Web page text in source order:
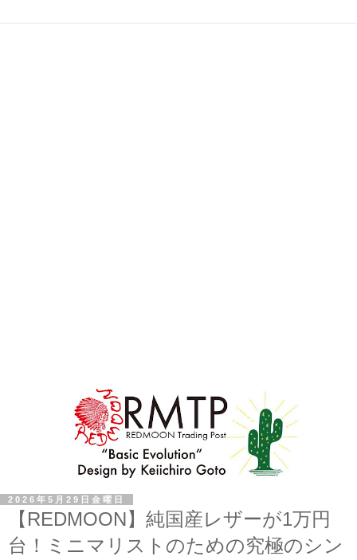
2026年5月29日金曜日
【REDMOON】純国産レザーが1万円
台！ミニマリストのための究極のシン